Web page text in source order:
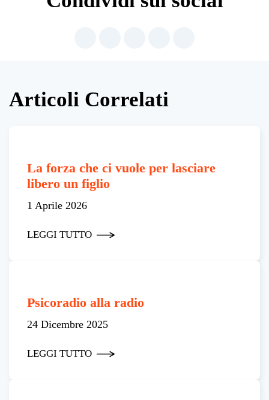
Articoli Correlati
La forza che ci vuole per lasciare
libero un figlio
1 Aprile 2026
LEGGI TUTTO
Psicoradio alla radio
24 Dicembre 2025
LEGGI TUTTO